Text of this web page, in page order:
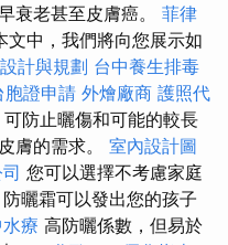
衰老甚至皮膚癌。 菲律
文中，我們將向您展示如
計與規劃 台中養生排毒
胞證申請 外燴廠商 護照代
防止曬傷和可能的較長
膚的需求。 室內設計圖
您可以選擇不考慮家庭
曬霜可以發出您的孩子
療 高防曬係數，但易於